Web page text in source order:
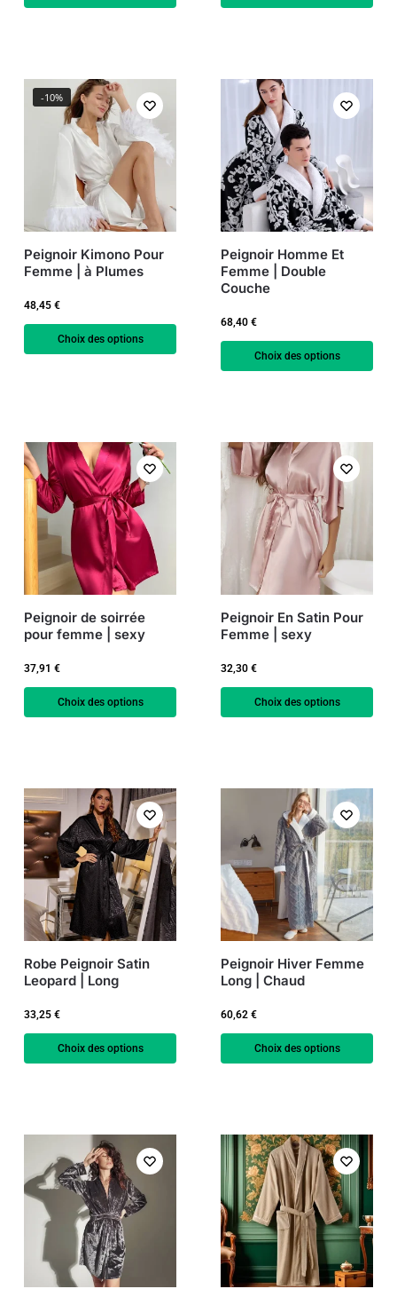
-10%
Peignoir Kimono Pour
Femme | à Plumes
48,45 €
Choix des options
Peignoir Homme Et
Femme | Double
Couche
68,40 €
Choix des options
Peignoir de soirrée
pour femme | sexy
37,91 €
Choix des options
Peignoir En Satin Pour
Femme | sexy
32,30 €
Choix des options
Robe Peignoir Satin
Leopard | Long
33,25 €
Choix des options
Peignoir Hiver Femme
Long | Chaud
60,62 €
Choix des options